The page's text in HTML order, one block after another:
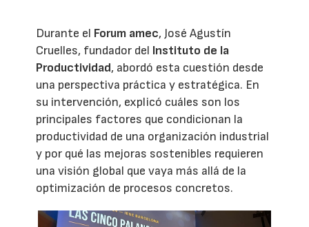
Durante el Forum amec, José Agustín
Cruelles, fundador del Instituto de la
Productividad, abordó esta cuestión desde
una perspectiva práctica y estratégica. En
su intervención, explicó cuáles son los
principales factores que condicionan la
productividad de una organización industrial
y por qué las mejoras sostenibles requieren
una visión global que vaya más allá de la
optimización de procesos concretos.